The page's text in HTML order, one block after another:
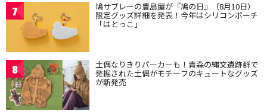
7 鳩サブレーの豊島屋が『鳩の日』（8月10日）
限定グッズ詳細を発表！今年はシリコンポーチ
「はとっこ」
8 土偶なりきりパーカーも！青森の縄文遺跡群で
発掘された土偶がモチーフのキュートなグッズ
が新発売